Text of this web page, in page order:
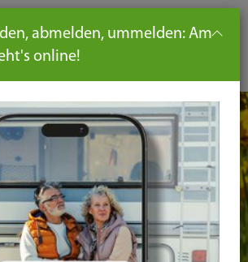
DE
abmelden, ummelden: Am
online!